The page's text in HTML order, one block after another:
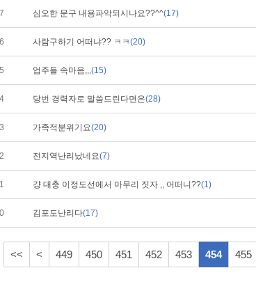
심오한 문구 내용파악되시나요??^^(17)
사람구하기 어떠냐?? ㅋㅋ(20)
업주들 속마음,,,(15)
당번 경력자로 말씀드린다면은(28)
가족적분위기요(20)
전지역난리났네요(7)
걍 대충 이정도선에서 마무리 짓자 ,, 어떠니??(1)
김포도난리다(17)
<< < 449 450 451 452 453 454 455